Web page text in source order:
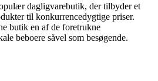
dagligvarebutik, der tilbyder et
til konkurrencedygtige priser.
butik en af de foretrukne
beboere såvel som besøgende.